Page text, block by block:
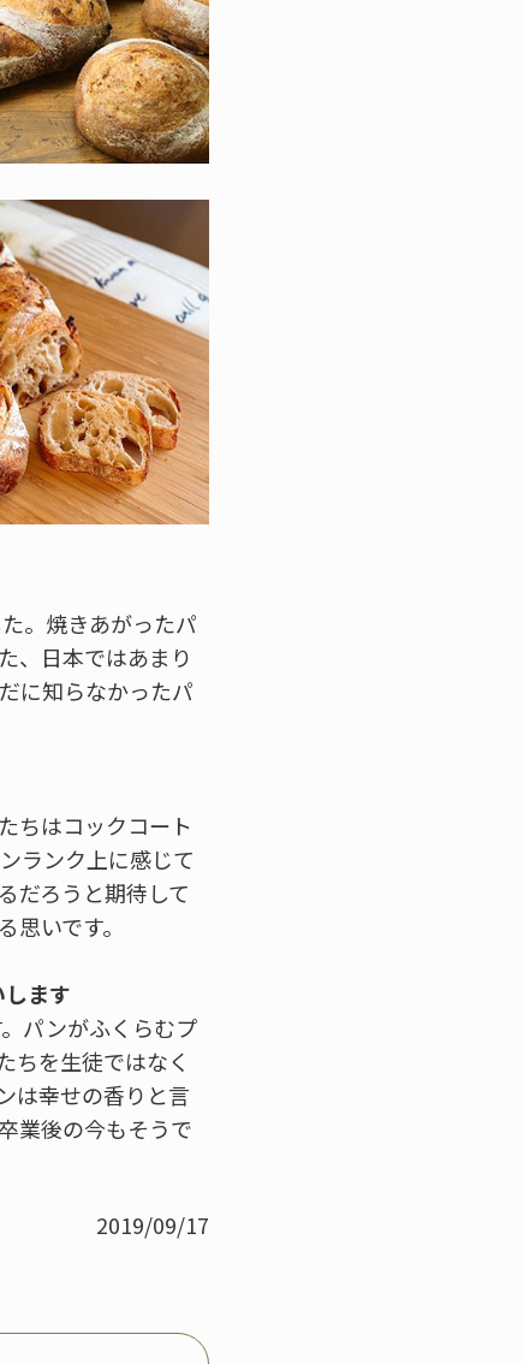
。焼きあがったパ
、日本ではあまり
に知らなかったパ
ちはコックコート
ランク上に感じて
だろうと期待して
いです。
ます
パンがふくらむプ
ちを生徒ではなく
は幸せの香りと言
業後の今もそうで
2019/09/17